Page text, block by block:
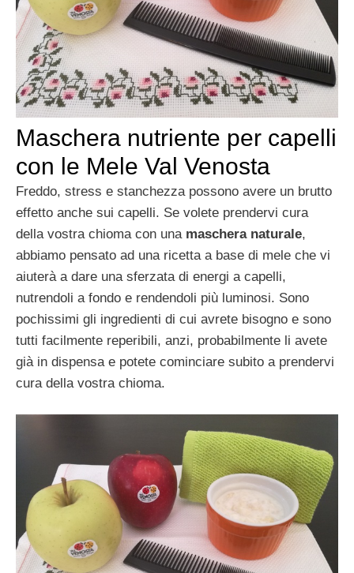
Maschera nutriente per capelli
con le Mele Val Venosta
Freddo, stress e stanchezza possono avere un brutto
effetto anche sui capelli. Se volete prendervi cura
della vostra chioma con una maschera naturale,
abbiamo pensato ad una ricetta a base di mele che vi
aiuterà a dare una sferzata di energi a capelli,
nutrendoli a fondo e rendendoli più luminosi. Sono
pochissimi gli ingredienti di cui avrete bisogno e sono
tutti facilmente reperibili, anzi, probabilmente li avete
già in dispensa e potete cominciare subito a prendervi
cura della vostra chioma.